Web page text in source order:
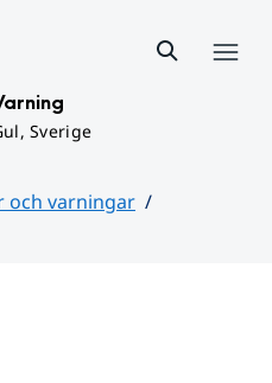
Sverige
och varningar